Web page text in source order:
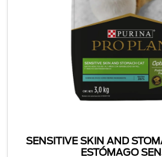
SENSITIVE SKIN AND
ESTÓMAGO